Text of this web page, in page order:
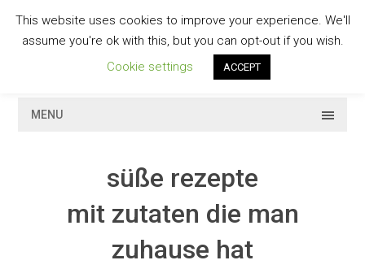
contentGESCHMACKVOLL
MENU
süße rezepte
mit zutaten die man
zuhause hat
This website uses cookies to improve your experience. We'll
assume you're ok with this, but you can opt-out if you wish.
Cookie settings
ACCEPT